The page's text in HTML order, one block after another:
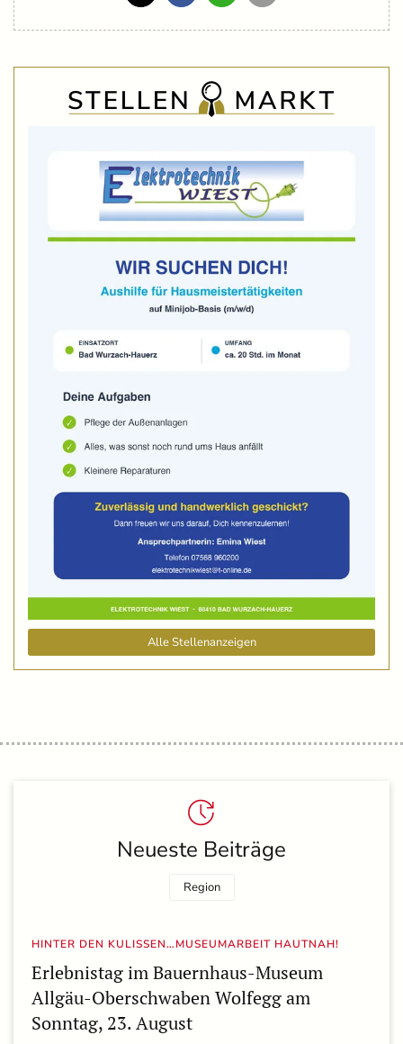
Alle Stellenanzeigen
Neueste Beiträge
Region
HINTER DEN KULISSEN…MUSEUMARBEIT HAUTNAH!
Erlebnistag im Bauernhaus-Museum
Allgäu-Oberschwaben Wolfegg am
Sonntag, 23. August